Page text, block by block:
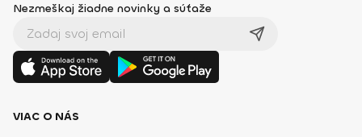
Nezmeškaj žiadne novinky a súťaže
VIAC O NÁS